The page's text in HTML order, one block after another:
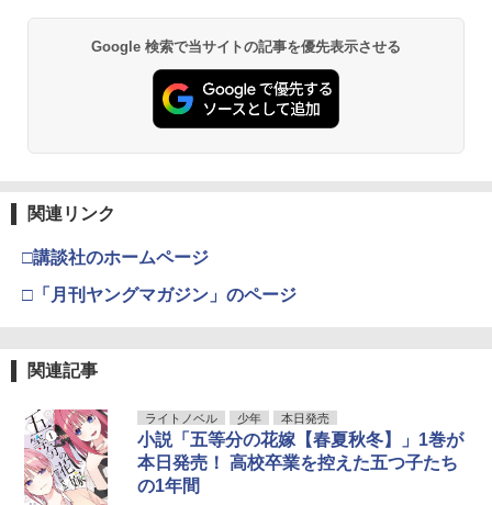
Google 検索で当サイトの記事を優先表示させる
関連リンク
□講談社のホームページ
□「月刊ヤングマガジン」のページ
関連記事
ライトノベル 少年 本日発売
小説「五等分の花嫁【春夏秋冬】」1巻が
本日発売！ 高校卒業を控えた五つ子たち
の1年間